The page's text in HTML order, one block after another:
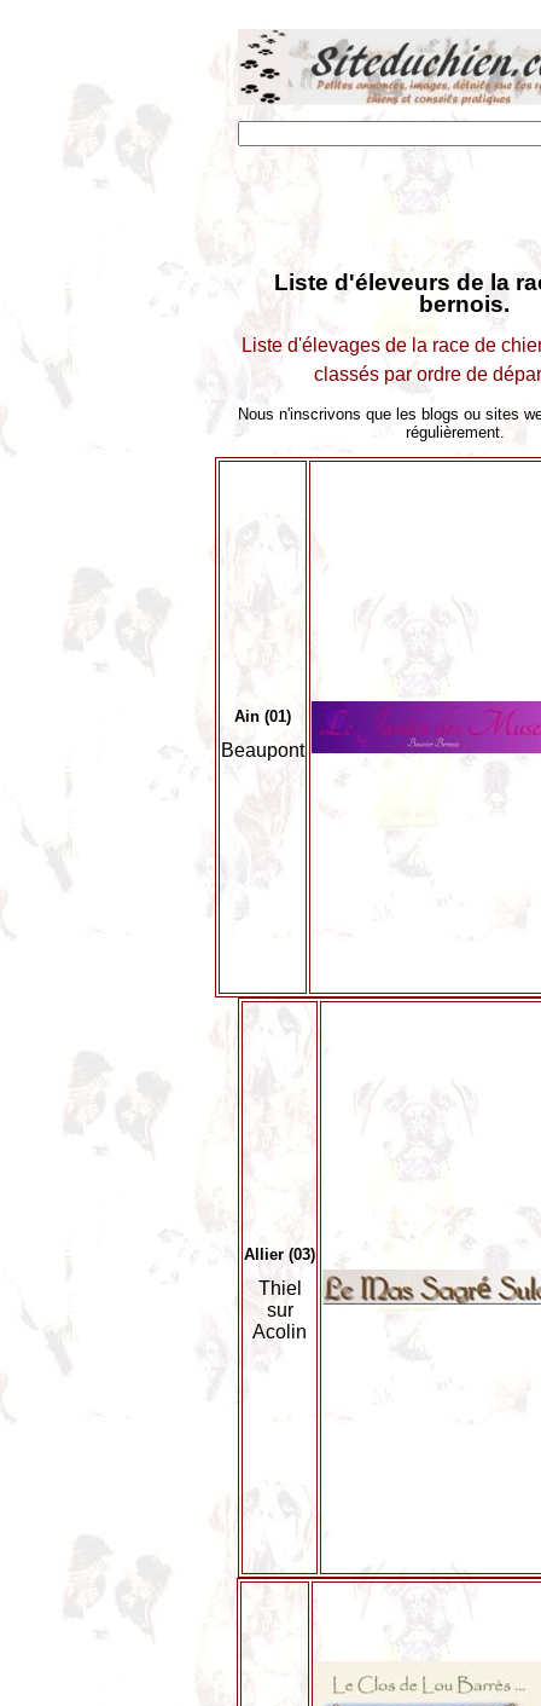
Liste d'éleveurs de la
bernois.
Liste d'élevages de la race de
classés par ordre de
Nous n'inscrivons que les blogs ou sites
régulièrement.
Ain (01)
Beaupont
Allier (03)
Thiel
sur
Acolin